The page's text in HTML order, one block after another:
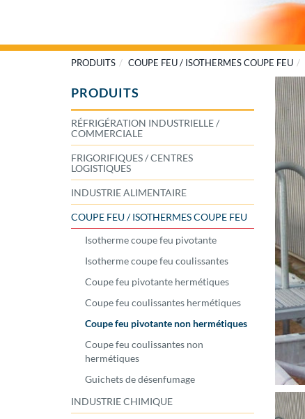
PRODUITS COUPE FEU / ISOTHERMES COUPE FEU
PRODUITS
RÉFRIGÉRATION INDUSTRIELLE /
COMMERCIALE
FRIGORIFIQUES / CENTRES
LOGISTIQUES
INDUSTRIE ALIMENTAIRE
COUPE FEU / ISOTHERMES COUPE FEU
Isotherme coupe feu pivotante
Isotherme coupe feu coulissantes
Coupe feu pivotante hermétiques
Coupe feu coulissantes hermétiques
Coupe feu pivotante non hermétiques
Coupe feu coulissantes non
hermétiques
Guichets de désenfumage
INDUSTRIE CHIMIQUE